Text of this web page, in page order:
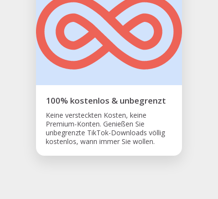
100% kostenlos & unbegrenzt
Keine versteckten Kosten, keine
Premium-Konten. Genießen Sie
unbegrenzte TikTok-Downloads völlig
kostenlos, wann immer Sie wollen.